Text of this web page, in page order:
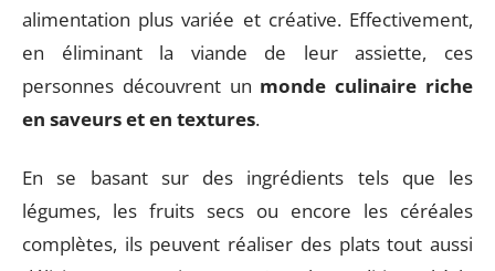
alimentation plus variée et créative. Effectivement,
en éliminant la viande de leur assiette, ces
personnes découvrent un monde culinaire riche
en saveurs et en textures.
En se basant sur des ingrédients tels que les
légumes, les fruits secs ou encore les céréales
complètes, ils peuvent réaliser des plats tout aussi